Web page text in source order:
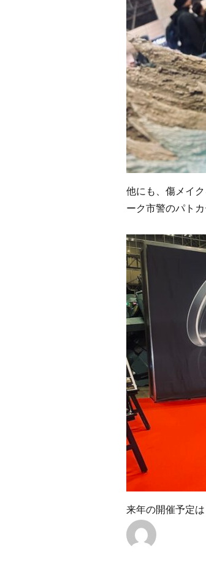
他にも、傷メイ
ーク市警のパト
来年の開催予定